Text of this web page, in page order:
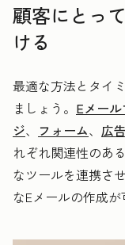
顧客にとっ
ける
最適な方法とタイ
ましょう。 Eメー
ジ、 フォーム、 広
れぞれ関連性のあ
なツールを連携さ
なEメールの作成が